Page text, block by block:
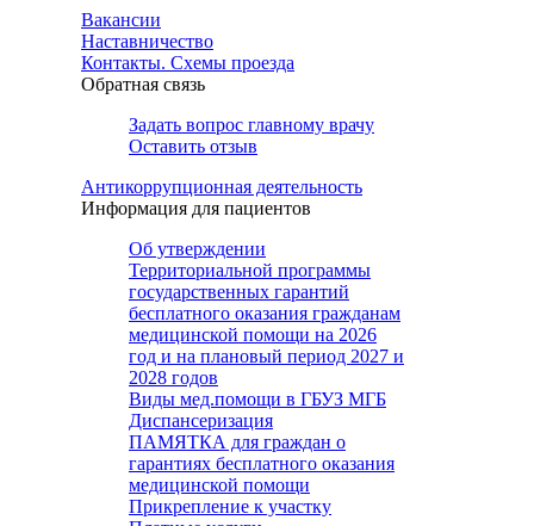
Вакансии
Наставничество
Контакты. Схемы проезда
Обратная связь
Задать вопрос главному врачу
Оставить отзыв
Антикоррупционная деятельность
Информация для пациентов
Об утверждении
Территориальной программы
государственных гарантий
бесплатного оказания гражданам
медицинской помощи на 2026
год и на плановый период 2027 и
2028 годов
Виды мед.помощи в ГБУЗ МГБ
Диспансеризация
ПАМЯТКА для граждан о
гарантиях бесплатного оказания
медицинской помощи
Прикрепление к участку